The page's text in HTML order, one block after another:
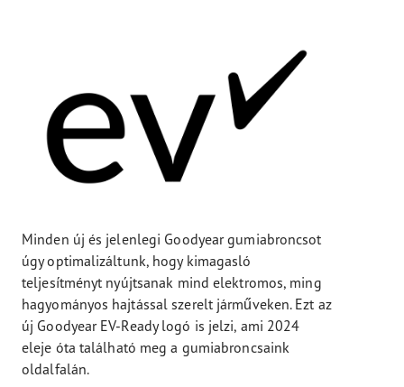
Minden új és jelenlegi Goodyear gumiabroncsot
úgy optimalizáltunk, hogy kimagasló
teljesítményt nyújtsanak mind elektromos, ming
hagyományos hajtással szerelt járműveken. Ezt az
új Goodyear EV-Ready logó is jelzi, ami 2024
eleje óta található meg a gumiabroncsaink
oldalfalán.